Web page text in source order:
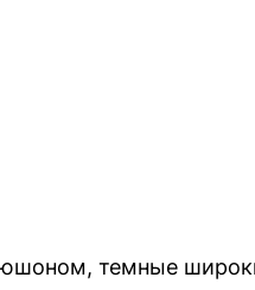
темные